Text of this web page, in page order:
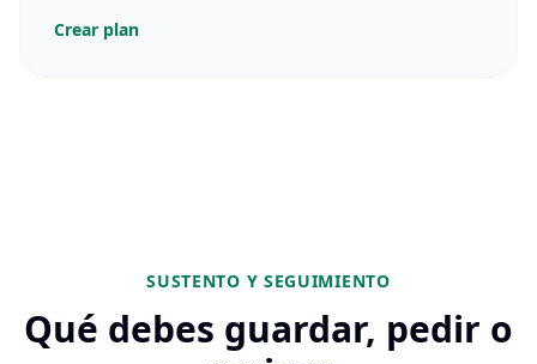
Crear plan
SUSTENTO Y SEGUIMIENTO
Qué debes guardar, pedir o